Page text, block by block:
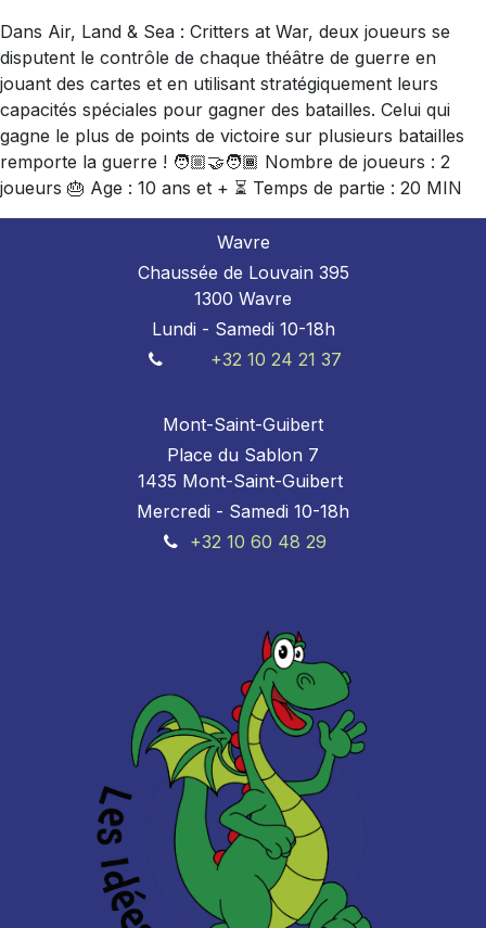
Dans Air, Land & Sea : Critters at War, deux joueurs se
disputent le contrôle de chaque théâtre de guerre en
jouant des cartes et en utilisant stratégiquement leurs
capacités spéciales pour gagner des batailles. Celui qui
gagne le plus de points de victoire sur plusieurs batailles
remporte la guerre ! 🧑🏼‍🤝‍🧑🏾 Nombre de joueurs : 2
joueurs 🎂 Age : 10 ans et + ⏳ Temps de partie : 20 MIN
Wavre
Chaussée de Louvain 395
1300 Wavre
Lundi - Samedi 10-18h
+32 10 24 21 37
Mont-Saint-Guibert
Place du Sablon 7
1435 Mont-Saint-Guibert
Mercredi - Samedi 10-18h
+32 10 60 48 29